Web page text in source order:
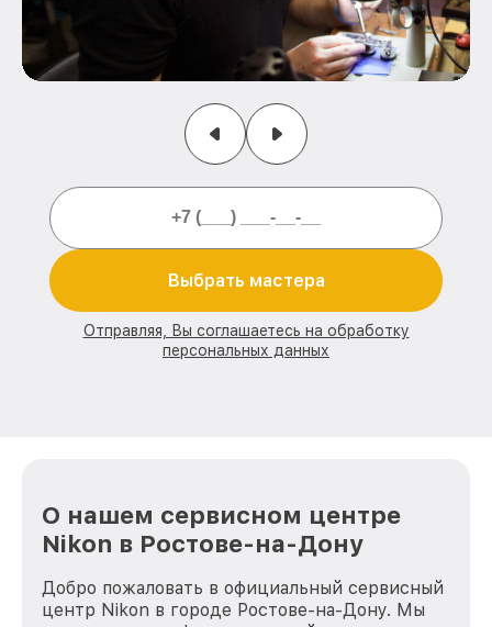
Выбрать мастера
Отправляя, Вы соглашаетесь на обработку
персональных данных
О нашем сервисном центре
Nikon в Ростове-на-Дону
Добро пожаловать в официальный сервисный
центр Nikon в городе Ростове-на-Дону. Мы